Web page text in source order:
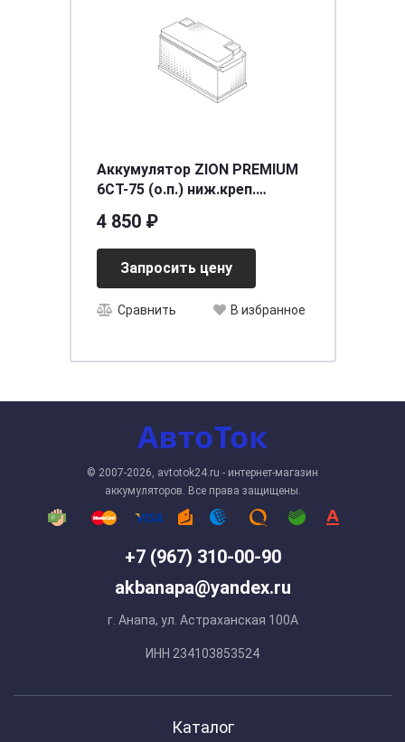
Аккумулятор ZION PREMIUM
6СТ-75 (о.п.) ниж.креп.
4 850 ₽
Запросить цену
Сравнить В избранное
+7 (967) 310-00-90
akbanapa@yandex.ru
г. Анапа, ул. Астраханская 100А
ИНН 234103853524
© 2007-2026, avtotok24.ru - интернет-магазин
аккумуляторов. Все права защищены.
Каталог